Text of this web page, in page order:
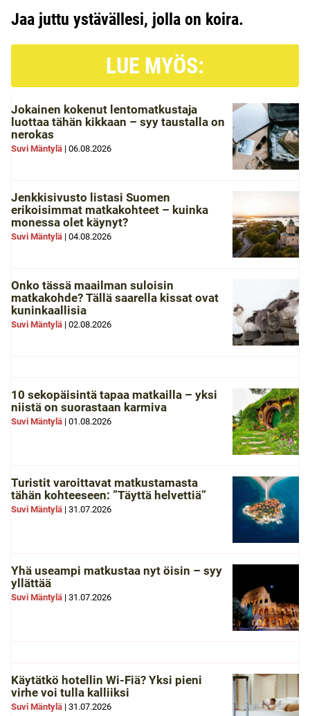
Jaa juttu ystävällesi, jolla on koira.
LUE MYÖS:
Jokainen kokenut lentomatkustaja
luottaa tähän kikkaan – syy taustalla on
nerokas
Suvi Mäntylä | 06.08.2026
Jenkkisivusto listasi Suomen
erikoisimmat matkakohteet – kuinka
monessa olet käynyt?
Suvi Mäntylä | 04.08.2026
Onko tässä maailman suloisin
matkakohde? Tällä saarella kissat ovat
kuninkaallisia
Suvi Mäntylä | 02.08.2026
10 sekopäisintä tapaa matkailla – yksi
niistä on suorastaan karmiva
Suvi Mäntylä | 01.08.2026
Turistit varoittavat matkustamasta
tähän kohteeseen: ”Täyttä helvettiä”
Suvi Mäntylä | 31.07.2026
Yhä useampi matkustaa nyt öisin – syy
yllättää
Suvi Mäntylä | 31.07.2026
Käytätkö hotellin Wi-Fiä? Yksi pieni
virhe voi tulla kalliiksi
Suvi Mäntylä | 31.07.2026